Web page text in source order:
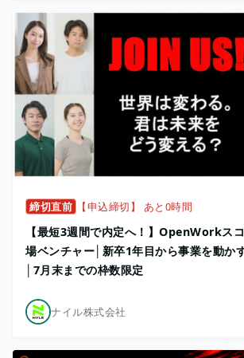
締切直前 【申込締切】 あと0時間
【最短3週間で内定へ！】OpenWorkス
場ベンチャー│新卒1年目から事業を動か
│7月末までの枠数限定
ナイル株式会社